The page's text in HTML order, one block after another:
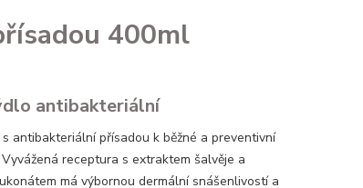
400ml
antibakteriální
antibakteriální přísadou k běžné a preventivní
receptura s extraktem šalvěje a
má výbornou dermální snášenlivostí a